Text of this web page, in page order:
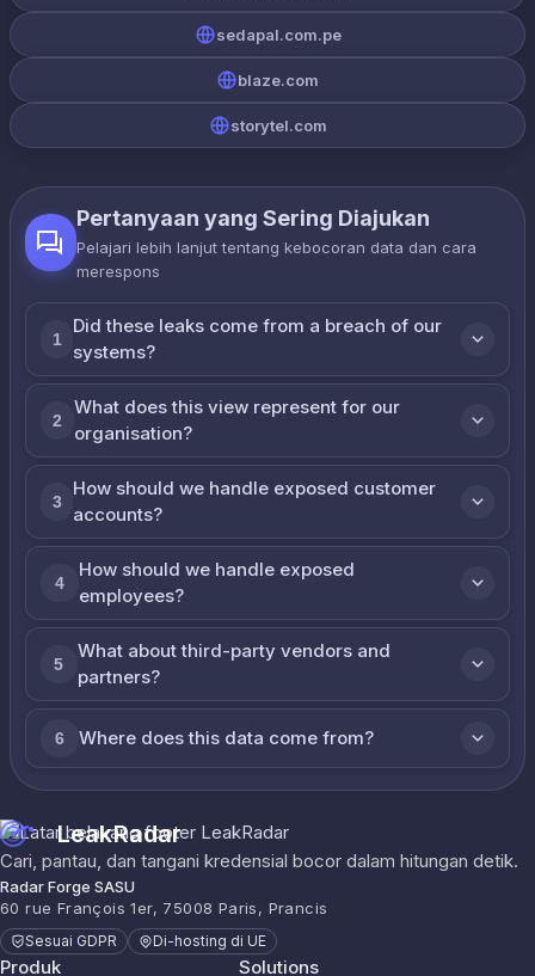
sedapal.com.pe
blaze.com
storytel.com
Pertanyaan yang Sering Diajukan
Pelajari lebih lanjut tentang kebocoran data dan cara
merespons
1
Did these leaks come from a breach of our
systems?
2
What does this view represent for our
organisation?
3
How should we handle exposed customer
accounts?
4
How should we handle exposed
employees?
5
What about third-party vendors and
partners?
6 Where does this data come from?
LeakRadar
Cari, pantau, dan tangani kredensial bocor dalam hitungan detik.
Radar Forge SASU
60 rue François 1er, 75008 Paris, Prancis
Sesuai GDPR Di-hosting di UE
Produk Solutions